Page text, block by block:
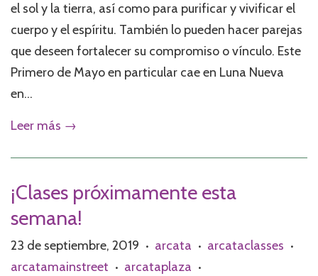
el sol y la tierra, así como para purificar y vivificar el
cuerpo y el espíritu. También lo pueden hacer parejas
que deseen fortalecer su compromiso o vínculo. Este
Primero de Mayo en particular cae en Luna Nueva
en...
Leer más →
¡Clases próximamente esta
semana!
23 de septiembre, 2019 • arcata • arcataclasses •
arcatamainstreet • arcataplaza •